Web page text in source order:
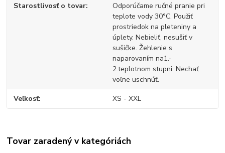
Starostlivosť o tovar
Odporúčame ručné pranie pri
teplote vody 30°C. Použiť
prostriedok na pleteniny a
úplety. Nebieliť, nesušiť v
sušičke. Žehlenie s
naparovaním na1.-
2.teplotnom stupni. Nechať
voľne uschnúť.
Veľkosť XS - XXL
Tovar zaradený v kategóriách